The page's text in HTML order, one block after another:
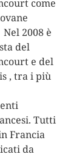
come
2008 è
del
e del
, tra i più
Tutti
Francia
da